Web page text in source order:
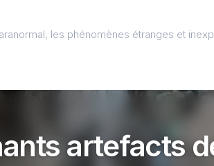
les phénomènes étranges et
artefacts